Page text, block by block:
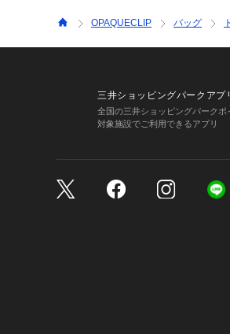
OPAQUECLIP バッグ
三井ショッピングパークアプ
全国の三井ショッピングパークポ
対象施設でご利用できるアプリ